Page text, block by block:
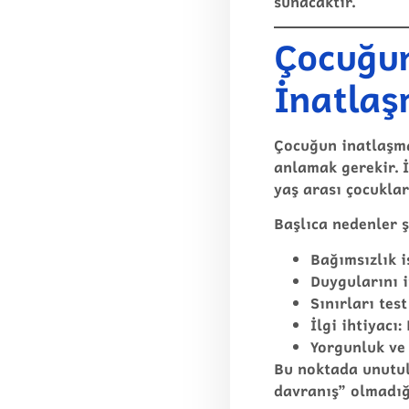
Çocuğun
anlamak gerekir.
yaş arası
Başlıca nedenler
Bağımsızlık
Duygularını
Sınırları
İlgi ihtiyacı:
Yorgunluk ve
Bu noktada
davranış”